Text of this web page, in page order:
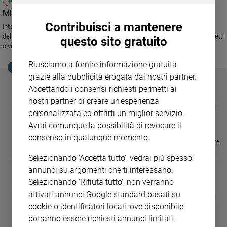
Ambiente
e
Creato
Volontariato
Aziende
settimana
Migranti
inclusione
Costume
Cultura
spettacoli
Missioni/2: Afghanistan, perché restare?
Intersos lo chiede ai parlamentari chiamati a votare il rifinanziamento
dell'intervento militare. Sempre più fondi ai soldati, sempre meno ai progetti
civili. Che senso ha?
EDICOLA SAN PAOLO
GBABY
€ 34,80 € 21,90 37%
FAMIGLIA CRISTIANA
€ 104,00 € 83,00 20%
Visualizza tutte le riviste
LE GRANDI BASILICHE ITALIANE
- VOL DA 1 AL 5
€ 64,50
DIARIO G 2026-27
€ 8,90
Contribuisci a mantenere
questo sito gratuito
Riusciamo a fornire informazione gratuita
grazie alla pubblicità erogata dai nostri partner.
Accettando i consensi richiesti permetti ai
nostri partner di creare un'esperienza
personalizzata ed offrirti un miglior servizio.
Avrai comunque la possibilità di revocare il
consenso in qualunque momento.
Selezionando 'Accetta tutto', vedrai più spesso
annunci su argomenti che ti interessano.
Selezionando 'Rifiuta tutto', non verranno
attivati annunci Google standard basati su
cookie o identificatori locali; ove disponibile
potranno essere richiesti annunci limitati.